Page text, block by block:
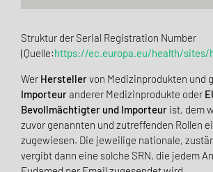
Struktur der Serial Registration Number
(Quelle:https://ec.europa.eu/health/sites/
Wer Herstellervon Medizinprodukten und
Importeuranderer Medizinprodukte oder
Bevollmächtigter und Importeur ist, dem
zuvor genannten und zutreffenden Rollen
zugewiesen. Die jeweilige nationale,
vergibt dann eine solche SRN, die jedem